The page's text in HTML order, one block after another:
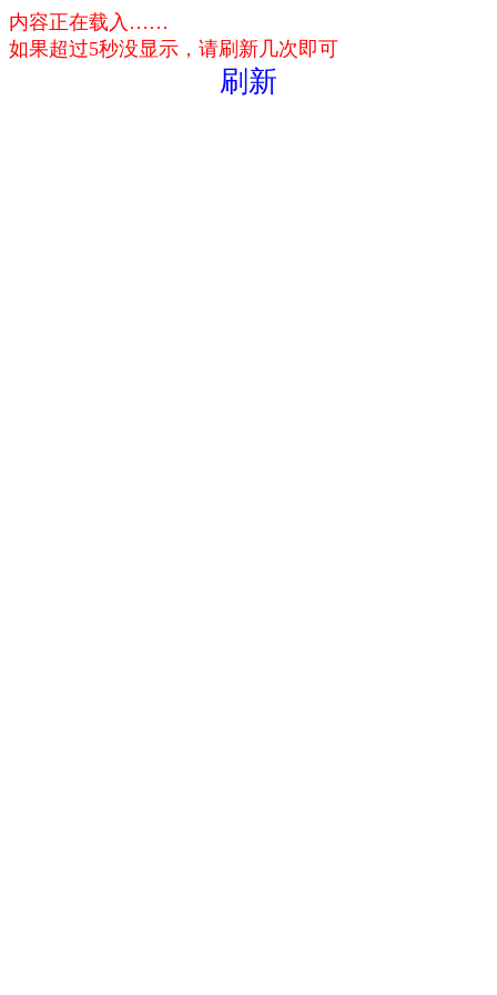
内容正在载入……
如果超过5秒没显示，请刷新几次即可
刷新